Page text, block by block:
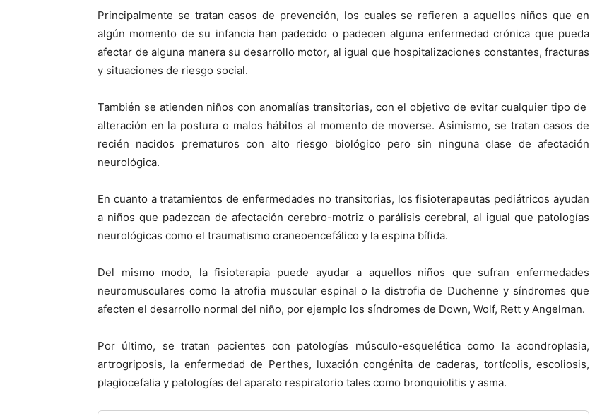
Principalmente se tratan casos de prevención, los cuales se refieren a aquellos niños que en
algún momento de su infancia han padecido o padecen alguna enfermedad crónica que pueda
afectar de alguna manera su desarrollo motor, al igual que hospitalizaciones constantes, fracturas
y situaciones de riesgo social.
También se atienden niños con anomalías transitorias, con el objetivo de evitar cualquier tipo de
alteración en la postura o malos hábitos al momento de moverse. Asimismo, se tratan casos de
recién nacidos prematuros con alto riesgo biológico pero sin ninguna clase de afectación
neurológica.
En cuanto a tratamientos de enfermedades no transitorias, los fisioterapeutas pediátricos ayudan
a niños que padezcan de afectación cerebro-motriz o parálisis cerebral, al igual que patologías
neurológicas como el traumatismo craneoencefálico y la espina bífida.
Del mismo modo, la fisioterapia puede ayudar a aquellos niños que sufran enfermedades
neuromusculares como la atrofia muscular espinal o la distrofia de Duchenne y síndromes que
afecten el desarrollo normal del niño, por ejemplo los síndromes de Down, Wolf, Rett y Angelman.
Por último, se tratan pacientes con patologías músculo-esquelética como la acondroplasia,
artrogriposis, la enfermedad de Perthes, luxación congénita de caderas, tortícolis, escoliosis,
plagiocefalia y patologías del aparato respiratorio tales como bronquiolitis y asma.